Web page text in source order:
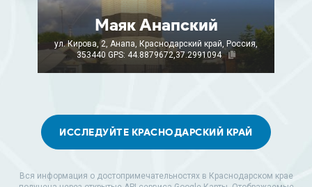
Маяк Анапский
ул. Кирова, 2, Анапа, Краснодарский край, Россия,
353440 GPS: 44.8879672,37.2991094
ИССЛЕДУЙТЕ КРАСНОДАРСКИЙ КРАЙ
Вся информация о достопримечательностях в Краснодарском крае